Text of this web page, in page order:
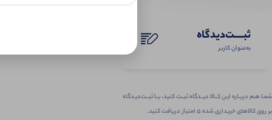
ثبـــــت‌دیدگاه
به‌عنوان کاربر
شمـا هـم دربـاره ایـن کــالا دیــدگاه ثبــت کنید، بــا ثبــت‌دیـدگاه
بر روی کالاهای خریداری شده ۵ امتیاز دریافت کنید.